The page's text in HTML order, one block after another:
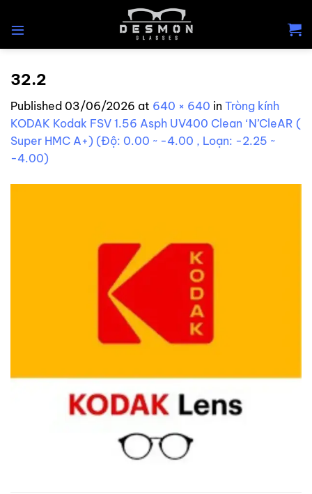
32.2
Published 03/06/2026 at 640 × 640 in Tròng kính
KODAK Kodak FSV 1.56 Asph UV400 Clean ‘N’CleAR (
Super HMC A+) (Độ: 0.00 ~ -4.00 , Loạn: -2.25 ~
-4.00)